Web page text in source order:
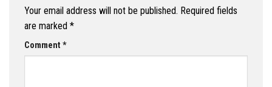
Your email address will not be published. Required fields
are marked *
Comment *